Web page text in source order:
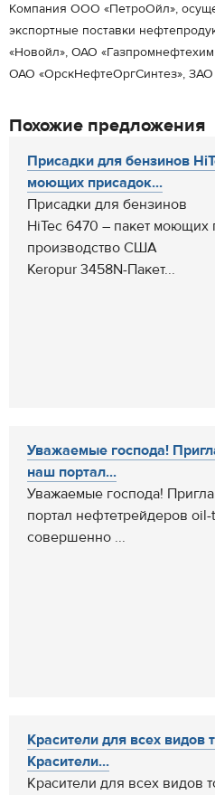
Компания ООО «ПетроОйл»,
экспортные поставки
«Новойл», ОАО
ОАО «ОрскНефтеОргСинтез»,
Похожие предложения
Присадки для бензинов
моющих присадок...
Присадки для бензинов
HiTec 6470 – пакет моющих
производство США
Keropur 3458N-Пакет...
Уважаемые господа!
наш портал...
Уважаемые господа!
портал нефтетрейдеров
совершенно ...
Красители для всех видов
Красители...
Красители для всех видов